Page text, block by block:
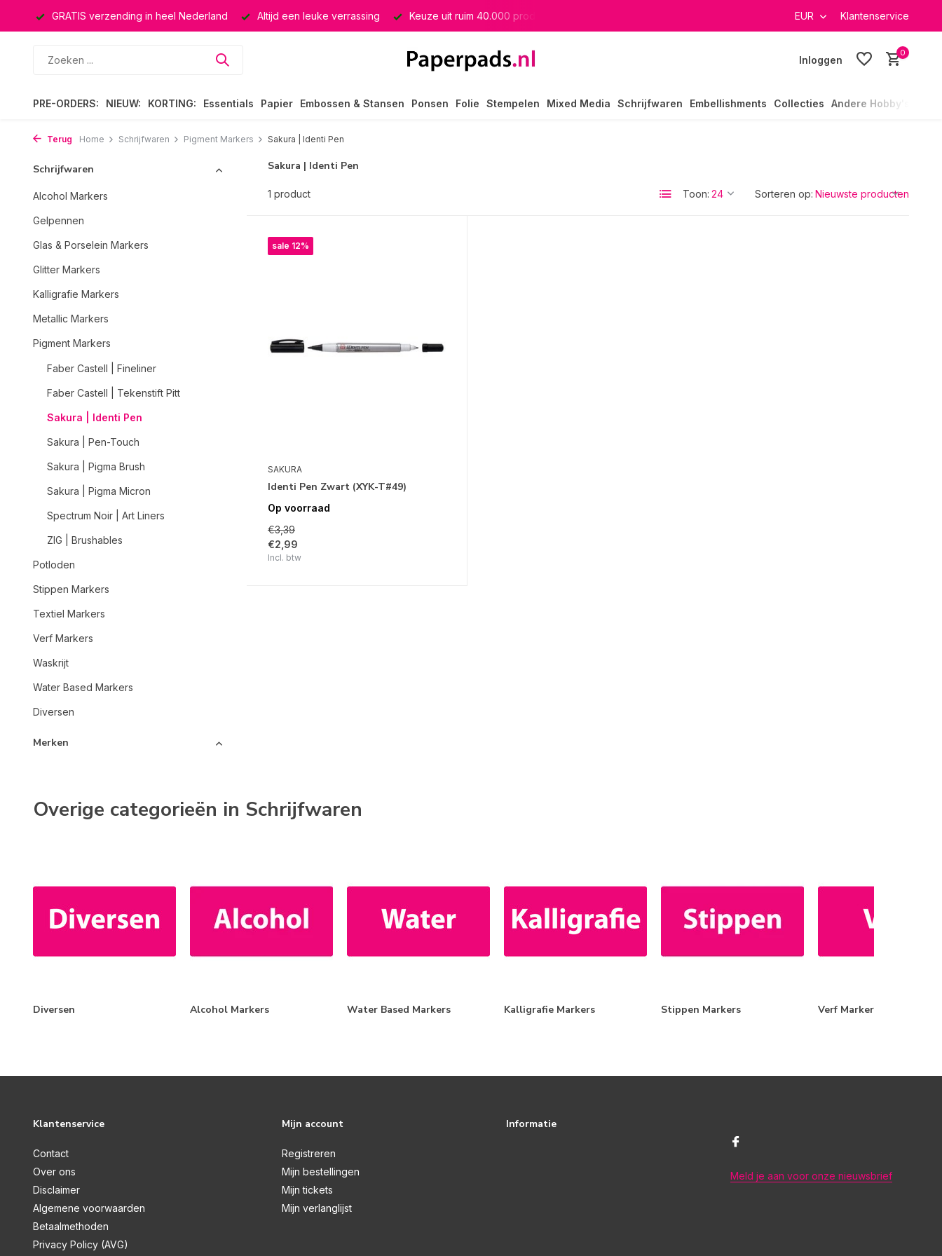
GRATIS verzending in heel Nederland Altijd een leuke verrassing Keuze uit ruim 40.000 producten EUR Klantenservice
Inloggen
0
PRE-ORDERS: NIEUW: KORTING: Essentials Papier Embossen & Stansen Ponsen Folie Stempelen Mixed Media Schrijfwaren Embellishments Collecties Andere Hobby's
Terug Home Schrijfwaren Pigment Markers Sakura | Identi Pen
Schrijfwaren
Alcohol Markers
Gelpennen
Glas & Porselein Markers
Glitter Markers
Kalligrafie Markers
Metallic Markers
Pigment Markers
Faber Castell | Fineliner
Faber Castell | Tekenstift Pitt
Sakura | Identi Pen
Sakura | Pen-Touch
Sakura | Pigma Brush
Sakura | Pigma Micron
Spectrum Noir | Art Liners
ZIG | Brushables
Potloden
Stippen Markers
Textiel Markers
Verf Markers
Waskrijt
Water Based Markers
Diversen
Merken
Alle merken
Sakura | Identi Pen
1 product Toon: Sorteren op:
sale 12%
SAKURA
Identi Pen Zwart (XYK-T#49)
Op voorraad
€3,39
€2,99
Incl. btw
Overige categorieën in Schrijfwaren
Diversen Alcohol Markers Water Based Markers Kalligrafie Markers Stippen Markers Verf Markers
Klantenservice
Contact
Over ons
Disclaimer
Algemene voorwaarden
Betaalmethoden
Privacy Policy (AVG)
Mijn account
Registreren
Mijn bestellingen
Mijn tickets
Mijn verlanglijst
Informatie
Meld je aan voor onze nieuwsbrief